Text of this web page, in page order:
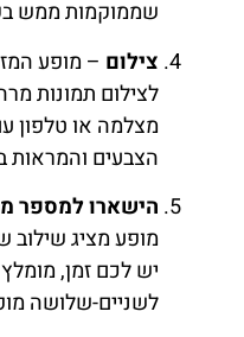
שממוקמות ממש
צילום – מופע
לצילום תמונות
מצלמה או טלפון
הצבעים והמראות
הישארו למספר
מופע מציג שילוב
יש לכם זמן,
לשניים-שלושה